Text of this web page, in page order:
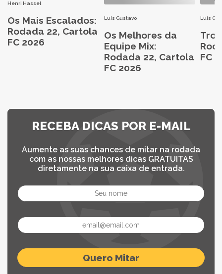
Henri Hassel
Os Mais Escalados:
Rodada 22, Cartola
FC 2026
Luís Gustavo
Os Melhores da
Equipe Mix:
Rodada 22, Cartola
FC 2026
Luís
FC
RECEBA DICAS POR E-MAIL
Aumente as suas chances de mitar na rodada
com as nossas melhores dicas GRATUITAS
diretamente na sua caixa de entrada.